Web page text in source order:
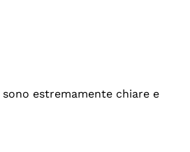
estremamente chiare e